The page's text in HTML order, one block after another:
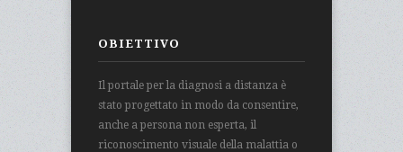
OBIETTIVO
Il portale per la diagnosi a distanza è
stato progettato in modo da consentire,
anche a persona non esperta, il
riconoscimento visuale della malattia o